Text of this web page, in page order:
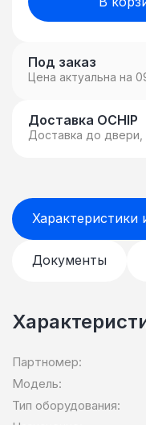
Под заказ
Цена актуальна на
Доставка OCHIP
Доставка до двери,
Характеристики
Документы
Партномер:
Модель:
Тип оборудования: